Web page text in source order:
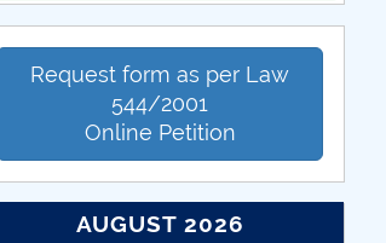
Request form as per Law
544/2001
Online Petition
AUGUST 2026